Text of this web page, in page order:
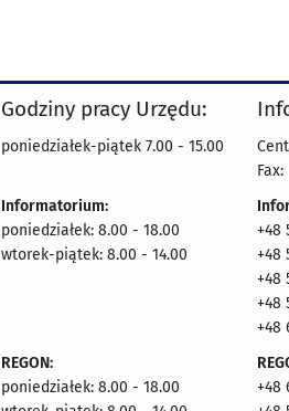
Godziny pracy Urzędu:
poniedziałek-piątek 7.00 - 15.00
Informatorium:
poniedziałek: 8.00 - 18.00
wtorek-piątek: 8.00 - 14.00
REGON:
poniedziałek: 8.00 - 18.00
Fax:
+48
+48
+48
+48
+48
+48